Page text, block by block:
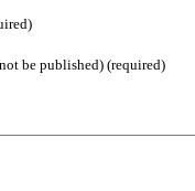
be published) (required)